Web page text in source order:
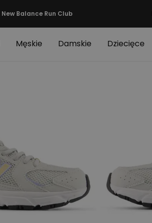
New Balance Run Club
Męskie Damskie Dziecięce